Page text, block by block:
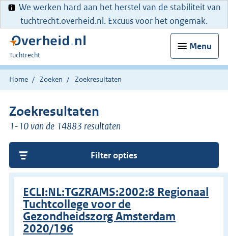
We werken hard aan het herstel van de stabiliteit van
tuchtrecht.overheid.nl. Excuus voor het ongemak.
Menu
U
bent
hier:
Tuchtrecht
Home Zoeken Zoekresultaten
Zoekresultaten
1-10 van de 14883 resultaten
Filter opties
ECLI:NL:TGZRAMS:2002:8 Regionaal
Tuchtcollege voor de
Gezondheidszorg Amsterdam
2020/196